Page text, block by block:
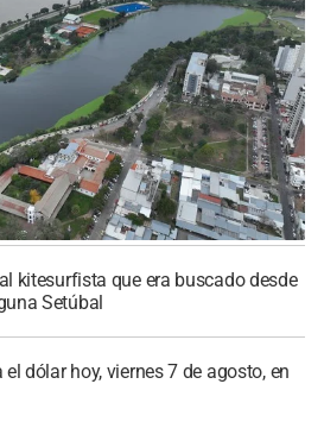
kitesurfista que era buscado desde
Setúbal
dólar hoy, viernes 7 de agosto, en